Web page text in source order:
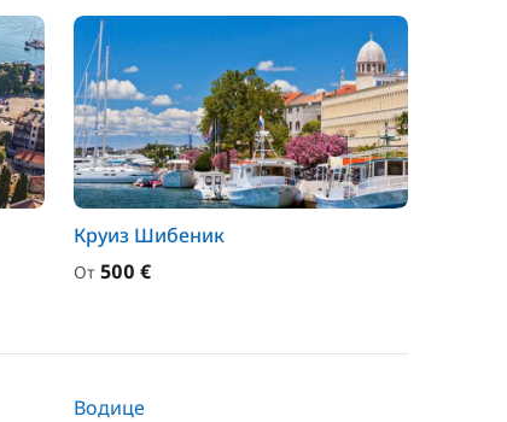
Круиз Шибеник
От 500 €
Водице